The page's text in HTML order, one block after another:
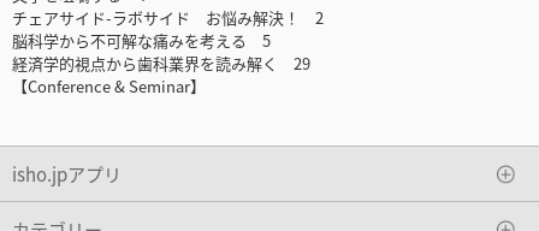
チェアサイド-ラボサイド お悩み解決！ 2
脳科学から不可解な痛みを考える 5
経済学的視点から歯科業界を読み解く 29
【Conference & Seminar】
isho.jpアプリ